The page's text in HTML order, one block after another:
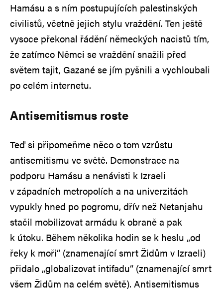
Hamásu a s ním postupujících palestinských
civilistů, včetně jejich stylu vraždění. Ten ještě
vysoce překonal řádění německých nacistů tím,
že zatímco Němci se vraždění snažili před
světem tajit, Gazané se jím pyšnili a vychloubali
po celém internetu.
Antisemitismus roste
Teď si připomeňme něco o tom vzrůstu
antisemitismu ve světě. Demonstrace na
podporu Hamásu a nenávisti k Izraeli
v západních metropolích a na univerzitách
vypukly hned po pogromu, dřív než Netanjahu
stačil mobilizovat armádu k obraně a pak
k útoku. Během několika hodin se k heslu „od
řeky k moři“ (znamenající smrt Židům v Izraeli)
přidalo „globalizovat intifadu“ (znamenající smrt
všem Židům na celém světě). Antisemitismus